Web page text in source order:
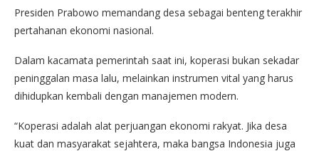
Presiden Prabowo memandang desa sebagai benteng terakhir
pertahanan ekonomi nasional.
Dalam kacamata pemerintah saat ini, koperasi bukan sekadar
peninggalan masa lalu, melainkan instrumen vital yang harus
dihidupkan kembali dengan manajemen modern.
“Koperasi adalah alat perjuangan ekonomi rakyat. Jika desa
kuat dan masyarakat sejahtera, maka bangsa Indonesia juga